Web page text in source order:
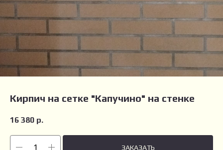
Кирпич на сетке "Капучино" на стенке
16 380 р.
ЗАКАЗАТЬ